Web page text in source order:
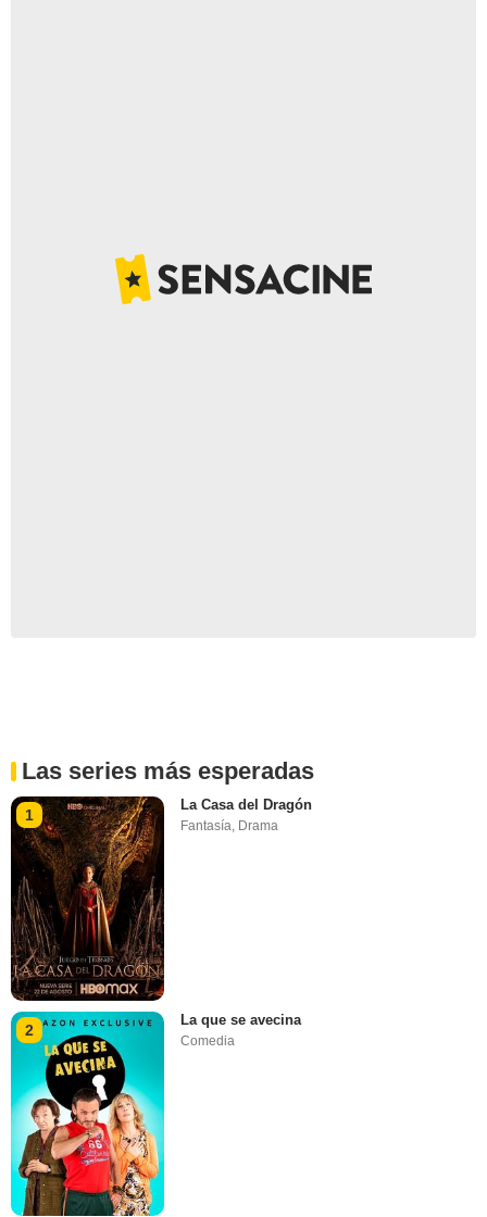
Las series más esperadas
1
La Casa del Dragón
Fantasía Drama
2
La que se avecina
Comedia